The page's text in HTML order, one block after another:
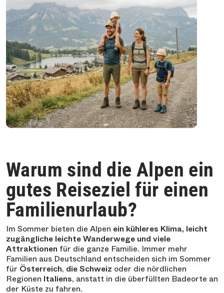
Warum sind die Alpen ein
gutes Reiseziel für einen
Familienurlaub?
Im Sommer bieten die Alpen ein kühleres Klima, leicht
zugängliche leichte Wanderwege und viele
Attraktionen für die ganze Familie. Immer mehr
Familien aus Deutschland entscheiden sich im Sommer
für Österreich, die Schweiz oder die nördlichen
Regionen Italiens, anstatt in die überfüllten Badeorte an
der Küste zu fahren.